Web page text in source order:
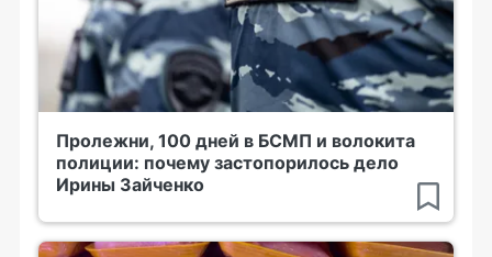
Пролежни, 100 дней в БСМП и волокита
полиции: почему застопорилось дело
Ирины Зайченко